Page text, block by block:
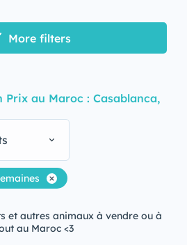
More filters
Prix au Maroc : Casablanca,
et autres animaux à vendre ou à
au Maroc <3